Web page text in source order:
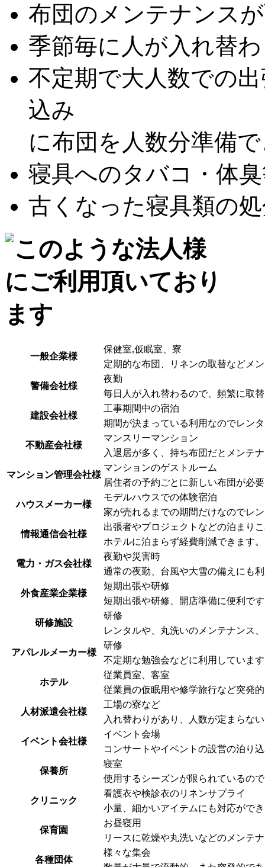
布団のメンテナンス
季節毎に人が入れ替
不定期で大人数での
込み
に布団を人数分準備
寝具へのタバコ・体
古くなった寝具類の
一般企業様
保健室,仮眠室、寮
定期的な布団、リネンの取替などメ
警備会社様
夜勤
毎日人が入れ替わるので、頻繁に取
建設会社様
工事期間中の宿泊
期間が決まっている利用なのでレン
不動産会社様
マンスリーマンション
入退居が多く、持ち布団だとメンテ
マンション管理会社様
マンションのゲストルーム
居住者の予約ごとに新しい布団が必
ハウスメーカー様
モデルハウスでの体験宿泊
家が売れるまでの期間だけなのでレ
情報通信会社様
出張者やプロジェクトなどの泊まり
ホテルに泊まらず経費削減できます。
電力・ガス会社様
夜勤や災害時
通常の夜勤、台風や大雪の備えにも
外食産業企業様
短期出張や研修
短期出張や研修、開店準備に便利で
研修施設
研修
レンタルや、丸洗いのメンテナンス
アパレルメーカー様
研修
不定期な勉強会などに利用していま
ホテル
従業員室、客室
従業員の仮眠用や修学旅行など突発
人材派遣会社様
工場の寮など
入れ替わりがあり、人数が定まらな
イベント会社様
イベント会場
コンサートやイベントの設営の泊り
保養所
寝室
使用するシーズンが限られているの
クリニック
看護衣や検診衣のリネンサプライ
小量、細かいアイテムにも対応がで
保育園
お昼寝用
リースに乾燥や丸洗いなどのメンテ
各種団体
様々な集会